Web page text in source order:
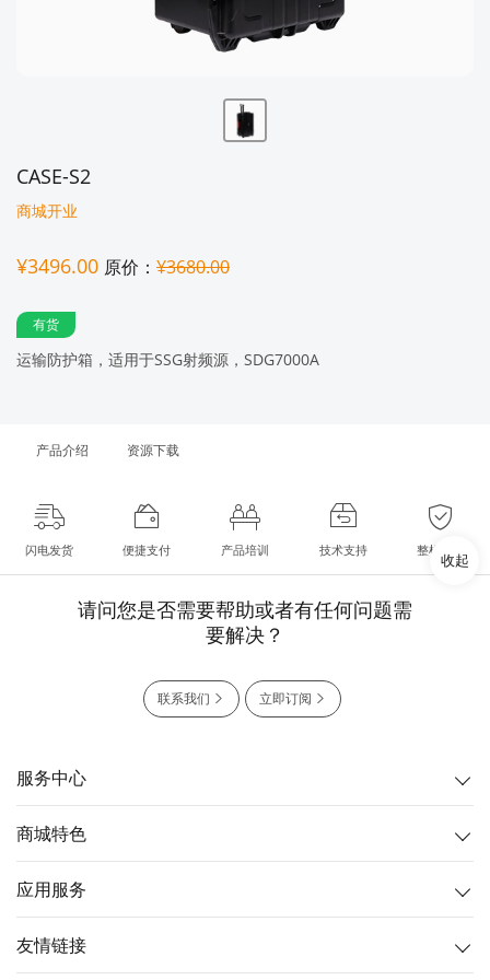
CASE-S2
商城开业
¥3496.00 原价： ¥3680.00
有货
运输防护箱，适用于SSG射频源，SDG7000A
产品介绍 资源下载
闪电发货 便捷支付 产品培训 技术支持 整机质保
请问您是否需要帮助或者有任何问题需
要解决？
联系我们 立即订阅
服务中心
商城特色
应用服务
友情链接
收起